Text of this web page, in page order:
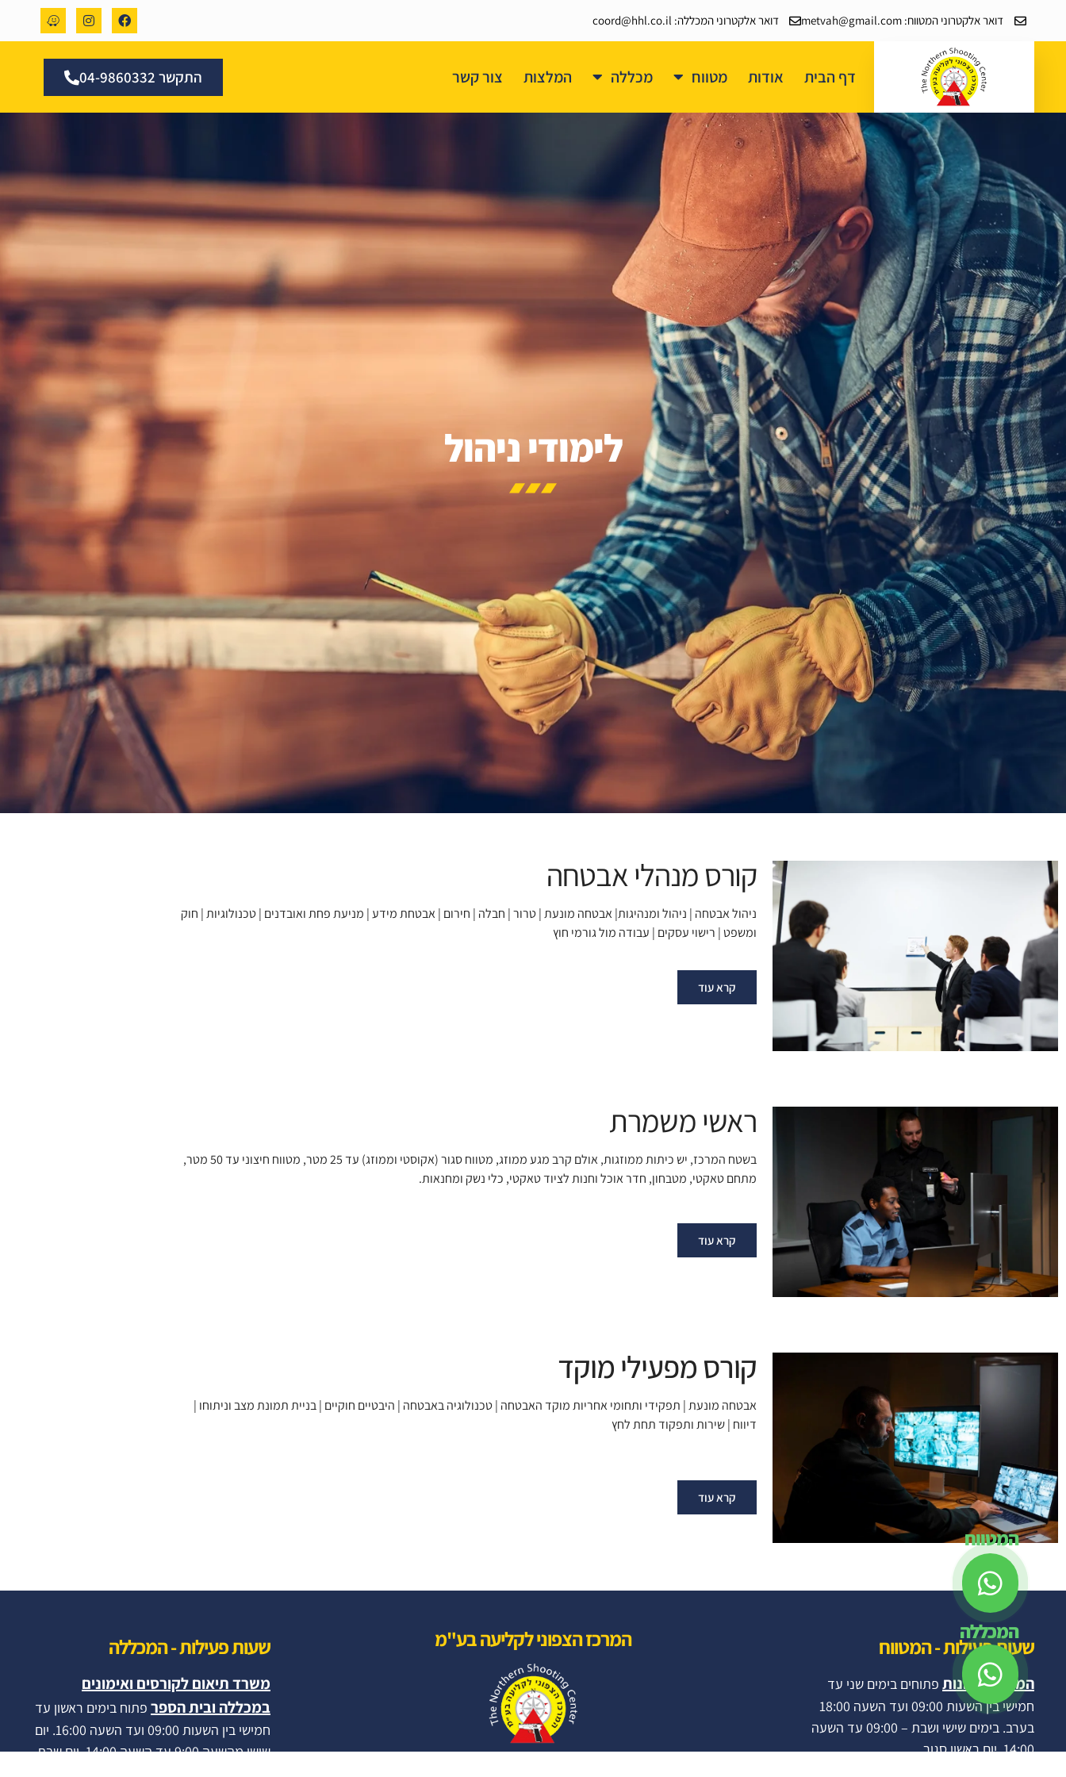
דואר אלקטרוני המטווח: metvah@gmail.com דואר אלקטרוני המכללה: coord@hhl.co.il
דף הבית אודות מטווח מכללה המלצות צור קשר התקשר 04-9860332
לימודי ניהול
קורס מנהלי אבטחה
ניהול אבטחה | ניהול ומנהיגות| אבטחה מונעת | טרור | חבלה | חירום | אבטחת מידע | מניעת פחת ואובדנים | טכנולוגיות | חוק
ומשפט | רישוי עסקים | עבודה מול גורמי חוץ
קרא עוד
ראשי משמרת
בשטח המרכז
, יש כיתות ממוזגות, אולם קרב מגע ממוזג, מטווח סגור (אקוסטי וממוזג) עד 25 מטר, מטווח חיצוני עד 50 מטר,
מתחם טאקטי, מטבחון, חדר אוכל וחנות לציוד טאקטי, כלי נשק ומחנאות.
קרא עוד
קורס מפעילי מוקד
אבטחה מונעת | תפקידי ותחומי אחריות מוקד האבטחה | טכנולוגיה באבטחה | היבטיים חוקיים | בניית תמונת מצב וניתוחו |
דיווח | שירות ותפקוד תחת לחץ
קרא עוד
שעות פעילות - המטווח
המטווח והחנות פתוחים בימים שני עד
חמישי בין השעות 09:00 ועד השעה 18:00
בערב. בימים שישי ושבת – 09:00 עד השעה
14:00. יום ראשון סגור.
המרכז הצפוני לקליעה בע"מ שעות פעילות - המכללה
משרד תיאום לקורסים ואימונים
במכללה ובית הספר פתוח בימים ראשון עד
חמישי בין השעות 09:00 ועד השעה 16:00. יום
שישי מהשעה 9:00 עד השעה 14:00 .יום שבת
המטווח
המכללה